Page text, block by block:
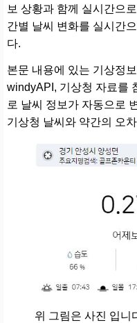
보 상황과 함께 실시간으
간별 날씨 변화를 실시간
다.
본문 내용에 있는 기상정
windyAPI, 기상청 자료를
로 날씨 정보가 자동으로
기상청 날씨와 약간의 오
위 그림은 사진 입니